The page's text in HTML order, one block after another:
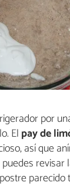
por
El pay de
así que
revisar